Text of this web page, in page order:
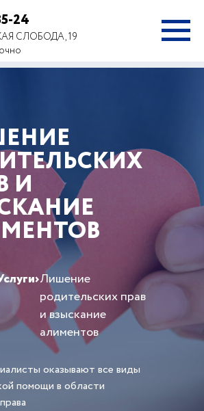
24
СЛОБОДА, 19
И
›Лишение
родительских прав
и взыскание
алиментов
оказывают все виды
помощи в области